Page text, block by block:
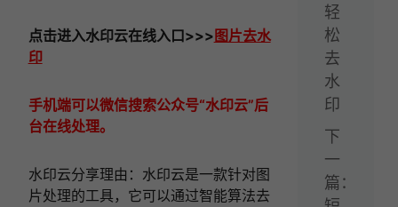
点击进入水印云在线入口>>> 图片去水
印
手机端可以微信搜索公众号“水印云”后
台在线处理。
水印云分享理由：水印云是一款针对图
片处理的工具，它可以通过智能算法去
轻
松
去
水
印
下
一
篇：